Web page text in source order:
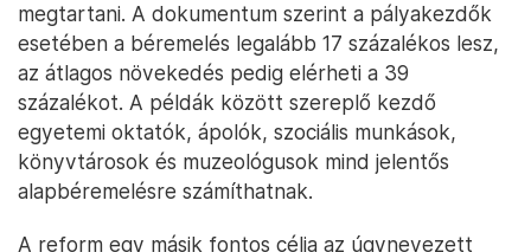
megtartani. A dokumentum szerint a pályakezdők
esetében a béremelés legalább 17 százalékos lesz,
az átlagos növekedés pedig elérheti a 39
százalékot. A példák között szereplő kezdő
egyetemi oktatók, ápolók, szociális munkások,
könyvtárosok és muzeológusok mind jelentős
alapbéremelésre számíthatnak.
A reform egy másik fontos célja az úgynevezett